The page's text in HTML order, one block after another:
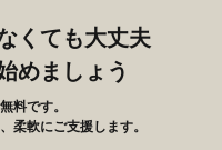
くても大丈夫
めましょう
料です。
柔軟にご支援します。